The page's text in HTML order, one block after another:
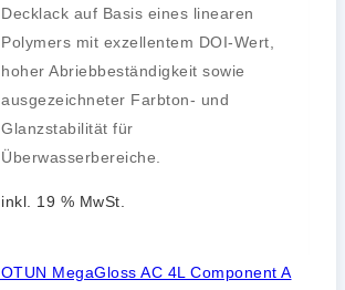
Decklack auf Basis eines linearen
Polymers mit exzellentem DOI-Wert,
hoher Abriebbeständigkeit sowie
ausgezeichneter Farbton- und
Glanzstabilität für
Überwasserbereiche.
inkl. 19 % MwSt.